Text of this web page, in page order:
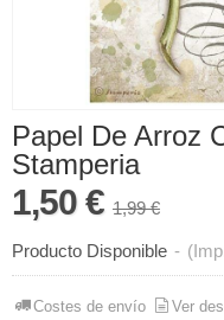
Papel De Arroz
Stamperia
1,50 € 1,99 €
Producto Disponible -
Costes de envío Ver